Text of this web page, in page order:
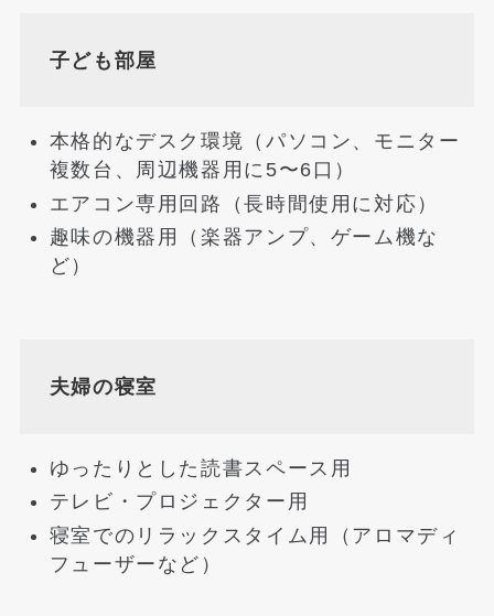
子ども部屋
本格的なデスク環境（パソコン、モニター
複数台、周辺機器用に5〜6口）
エアコン専用回路（長時間使用に対応）
趣味の機器用（楽器アンプ、ゲーム機な
ど）
夫婦の寝室
ゆったりとした読書スペース用
テレビ・プロジェクター用
寝室でのリラックスタイム用（アロマディ
フューザーなど）